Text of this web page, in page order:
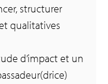
structurer
qualitatives
d’impact et un